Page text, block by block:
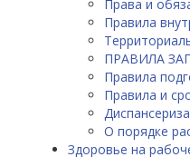
Права и
Правила
ПРАВИЛА
Правила
Правила и
О порядке
Здоровье на